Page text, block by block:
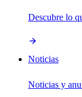
Descubre lo
Noticias
Noticias y